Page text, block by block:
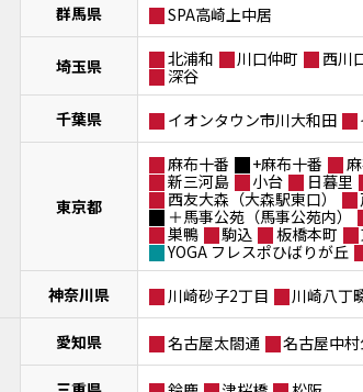
群馬県 SPA高崎上中居
埼玉県 北浦和 川口仲町 西川
深谷
千葉県
イオンタウン市川大和田
東京都
麻布十番 +麻布十番
新三河島
小台 日暮里
西友大森（大森駅東口）
＋馬事公苑（馬事公苑内）
巣鴨
駒込 板橋本町
YOGA フレスポひばりが丘
神奈川県
川崎砂子2丁目 川崎八丁
愛知県 名古屋太閤通 名古屋中村